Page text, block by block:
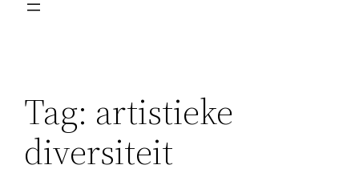
Tag: artistieke
diversiteit